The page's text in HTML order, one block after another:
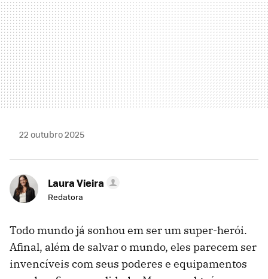
22 outubro 2025
Laura Vieira
Redatora
Todo mundo já sonhou em ser um super-herói.
Afinal, além de salvar o mundo, eles parecem ser
invencíveis com seus poderes e equipamentos